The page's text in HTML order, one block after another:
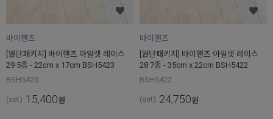
바이핸즈
[원단패키지] 바이핸즈 아일렛 레이스
29 5종 - 22cm x 17cm BSH5423
BSH5423
(set) 15,400원
바이핸즈
[원단패키지] 바이핸즈 아일렛 레이스
28 7종 - 35cm x 22cm BSH5422
BSH5422
(set) 24,750원